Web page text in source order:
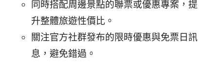
同時搭配周邊景點的聯票或優惠專案，提
升整體旅遊性價比。
關注官方社群發布的限時優惠與免票日訊
息，避免錯過。